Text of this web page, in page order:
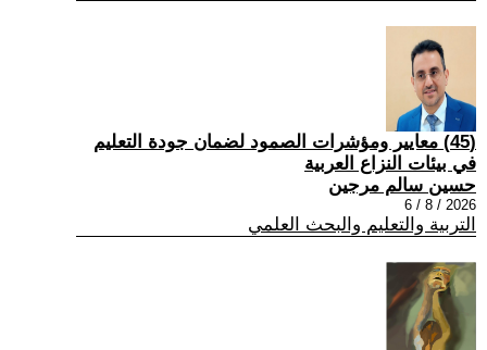
(45) معايير ومؤشرات الصمود لضمان جودة التعليم
في بيئات النزاع العربية
حسين سالم مرجين
2026 / 8 / 6
التربية والتعليم والبحث العلمي